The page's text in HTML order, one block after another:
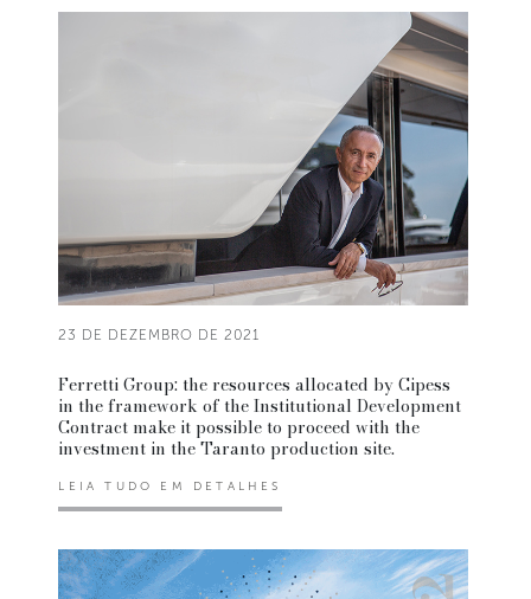
23 DE DEZEMBRO DE 2021
Ferretti Group: the resources allocated by Cipess
in the framework of the Institutional Development
Contract make it possible to proceed with the
investment in the Taranto production site.
LEIA TUDO EM DETALHES